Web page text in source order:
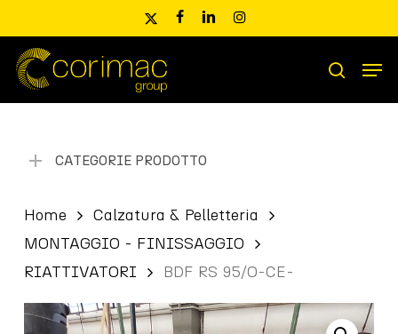
main
content
x-
facebooklinkedininstagram
Ricerca
prodotti
search
CATEGORIE PRODOTTO
Home
Calzatura & Pelletteria
MONTAGGIO - FINISSAGGIO
RIATTIVATORI
BDF RS 95/O-CE-